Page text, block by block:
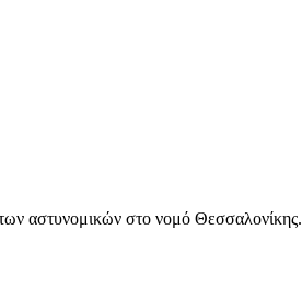
αστυνομικών στο νομό Θεσσαλονίκης.